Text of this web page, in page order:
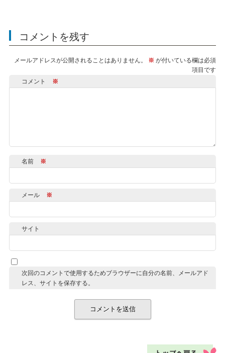
コメントを残す
メールアドレスが公開されることはありません。 ※ が付いている欄は必須
項目です
コメント ※
名前 ※
メール ※
サイト
次回のコメントで使用するためブラウザーに自分の名前、メールアド
レス、サイトを保存する。